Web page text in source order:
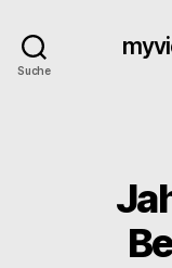
Suche